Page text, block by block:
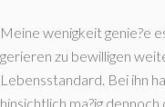
Meine wenigkeit genie?e
gerieren zu bewilligen
Lebensstandard. Bei ihn
hinsichtlich ma?ig